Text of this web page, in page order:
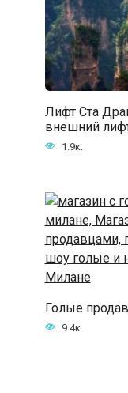
Лифт Ста
внешний
1.9к.
Голые
9.4к.